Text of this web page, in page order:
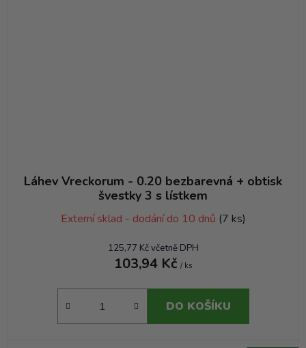
Láhev Vreckorum - 0.20 bezbarevná + obtisk
švestky 3 s lístkem
Externí sklad - dodání do 10 dnů (7 ks)
125,77 Kč včetně DPH
103,94 Kč / ks
DO KOŠÍKU